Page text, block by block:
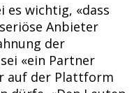
es wichtig, «dass
Anbieter
der
«ein Partner
auf der Plattform